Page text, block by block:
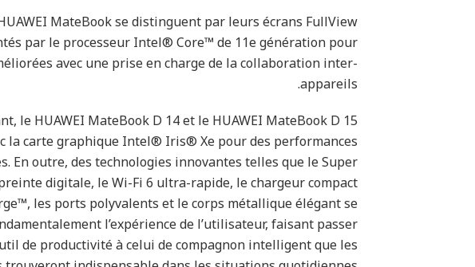
MateBook se distinguent par leurs écrans FullView
par le processeur Intel® Core™ de 11e génération pour
avec une prise en charge de la collaboration inter-
appareils.
le HUAWEI MateBook D 14 et le HUAWEI MateBook D 15
la carte graphique Intel® Iris® Xe pour des performances
En outre, des technologies innovantes telles que le Super
digitale, le Wi-Fi 6 ultra-rapide, le chargeur compact
les ports polyvalents et le corps métallique élégant se
l’expérience de l’utilisateur, faisant passer
de productivité à celui de compagnon intelligent que les